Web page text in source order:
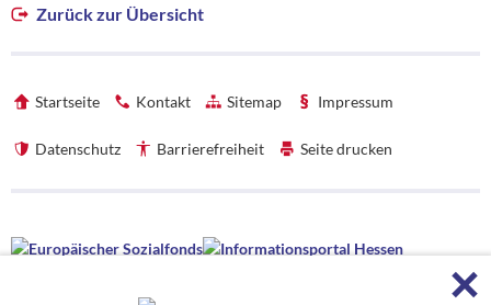
Zurück zur Übersicht
Startseite Kontakt Sitemap Impressum
Datenschutz Barrierefreiheit Seite drucken
Die hessenweite Strategie OloV wird gefördert von der Europäischen